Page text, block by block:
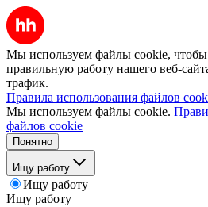
Мы используем файлы cookie, чтобы
правильную работу нашего веб-
трафик.
Правила использования файлов
Мы используем файлы cookie.
файлов cookie
Понятно
Ищу работу
Ищу работу
Ищу работу